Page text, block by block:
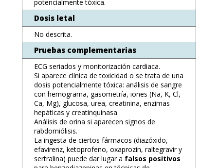
potencialmente tóxica.
Dosis letal
No descrita.
Pruebas complementarias
ECG seriados y monitorización cardiaca.
Si aparece clínica de toxicidad o se trata de una
dosis potencialmente tóxica: análisis de sangre
con hemograma, gasometría, iones (Na, K, Cl,
Ca, Mg), glucosa, urea, creatinina, enzimas
hepáticas y creatinquinasa.
Análisis de orina si aparecen signos de
rabdomiólisis.
La ingesta de ciertos fármacos (diazóxido,
efavirenz, ketoprofeno, oxaprozin, raltegravir y
sertralina) puede dar lugar a falsos positivos